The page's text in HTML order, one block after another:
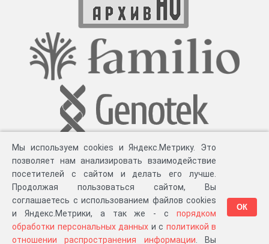
Разработка компании «Великіе предки», 2023-2026 гг. Блог.Суть проекта
Персональные данные.Распространение информации . ЧаВО. Сборка 111.35
Мы используем cookies и Яндекс.Метрику. Это
позволяет нам анализировать взаимодействие
посетителей с сайтом и делать его лучше.
Продолжая пользоваться сайтом, Вы
соглашаетесь с использованием файлов cookies
и Яндекс.Метрики, а так же - с порядком
обработки персональных данных и с политикой в
отношении распространения информации . Вы
ОК